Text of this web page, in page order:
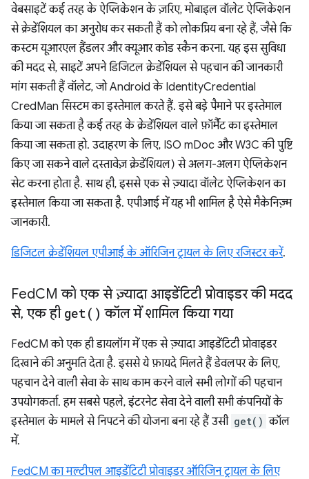
वेबसाइटें कई तरह के ऐप्लिकेशन के ज़रिए, मोबाइल वॉलेट ऐप्लिकेशन
से क्रेडेंशियल का अनुरोध कर सकती हैं को लोकप्रिय बना रहे हैं, जैसे कि
कस्टम यूआरएल हैंडलर और क्यूआर कोड स्कैन करना. यह इस सुविधा
की मदद से, साइटें अपने डिजिटल क्रेडेंशियल से पहचान की जानकारी
मांग सकती हैं वॉलेट, जो Android के IdentityCredential
CredMan सिस्टम का इस्तेमाल करते हैं. इसे बड़े पैमाने पर इस्तेमाल
किया जा सकता है कई तरह के क्रेडेंशियल वाले फ़ॉर्मैट का इस्तेमाल
किया जा सकता हो. उदाहरण के लिए, ISO mDoc और W3C की पुष्टि
किए जा सकने वाले दस्तावेज़ क्रेडेंशियल) से अलग-अलग ऐप्लिकेशन
सेट करना होता है. साथ ही, इससे एक से ज़्यादा वॉलेट ऐप्लिकेशन का
इस्तेमाल किया जा सकता है. एपीआई में यह भी शामिल है ऐसे मैकेनिज़्म
जानकारी.
डिजिटल क्रेडेंशियल एपीआई के ऑरिजिन ट्रायल के लिए रजिस्टर करें.
FedCM को एक से ज़्यादा आइडेंटिटी प्रोवाइडर की मदद
से, एक ही get( ) कॉल में शामिल किया गया
FedCM को एक ही डायलॉग में एक से ज़्यादा आइडेंटिटी प्रोवाइडर
दिखाने की अनुमति देता है. इससे ये फ़ायदे मिलते हैं डेवलपर के लिए,
पहचान देने वाली सेवा के साथ काम करने वाले सभी लोगों की पहचान
उपयोगकर्ता. हम सबसे पहले, इंटरनेट सेवा देने वाली सभी कंपनियों के
इस्तेमाल के मामले से निपटने की योजना बना रहे हैं उसी get() कॉल
में.
FedCM का मल्टीपल आइडेंटिटी प्रोवाइडर ऑरिजिन ट्रायल के लिए